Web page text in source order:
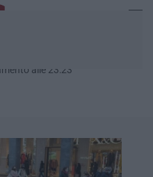
alle 23:23